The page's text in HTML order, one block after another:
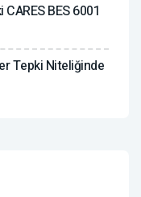
BES 6001
Tepki Niteliğinde